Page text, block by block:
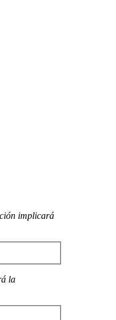
implicará
la